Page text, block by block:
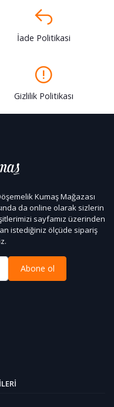
İade Politikasi
Gizlilik Politikası
Kumaş Mağazası
da online olarak sizlerin
sayfamız üzerinden
istediğiniz ölçüde sipariş
Abone ol